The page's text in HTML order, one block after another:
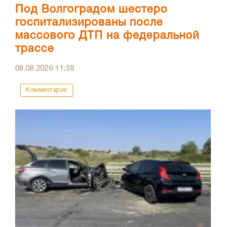
Под Волгоградом шестеро
госпитализированы после
массового ДТП на федеральной
трассе
08.08.2026 11:38
Комментарии